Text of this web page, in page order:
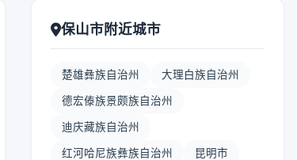
保山市附近城市
楚雄彝族自治州 大理白族自治州
德宏傣族景颇族自治州
迪庆藏族自治州
红河哈尼族彝族自治州 昆明市